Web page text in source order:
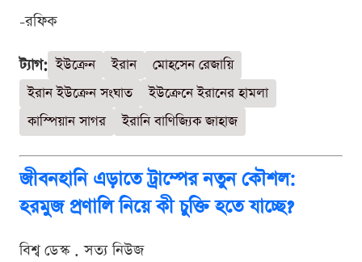
-রফিক
ট্যাগ: ইউক্রেন ইরান
মোহসেন রেজায়ি
ইরান ইউক্রেন সংঘাত
ইউক্রেনে ইরানের হামলা
কাস্পিয়ান সাগর
ইরানি বাণিজ্যিক জাহাজ
জীবনহানি এড়াতে ট্রাম্পের নতুন কৌশল:
হরমুজ প্রণালি নিয়ে কী চুক্তি হতে যাচ্ছে?
বিশ্ব ডেস্ক . সত্য নিউজ